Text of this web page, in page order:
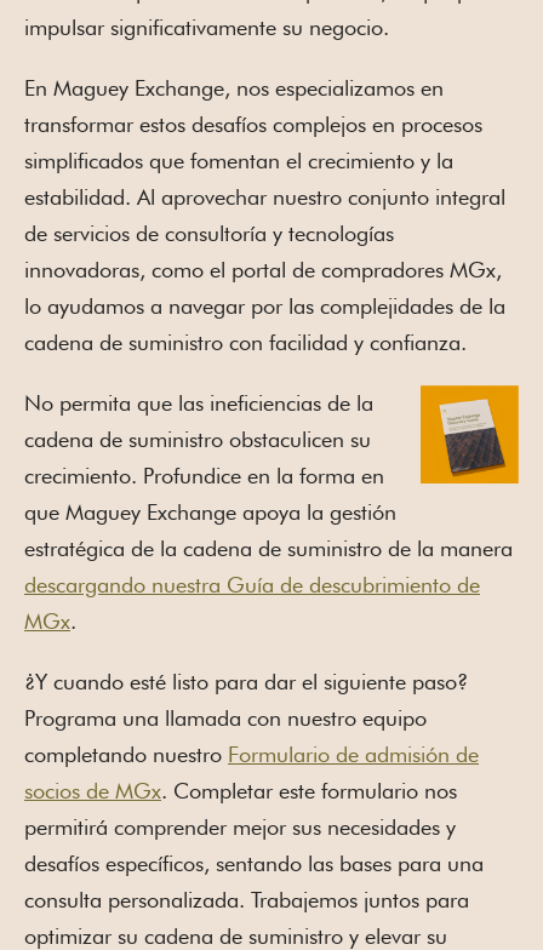
impulsar significativamente su negocio.
En Maguey Exchange, nos especializamos en
transformar estos desafíos complejos en procesos
simplificados que fomentan el crecimiento y la
estabilidad. Al aprovechar nuestro conjunto integral
de servicios de consultoría y tecnologías
innovadoras, como el portal de compradores MGx,
lo ayudamos a navegar por las complejidades de la
cadena de suministro con facilidad y confianza.
No permita que las ineficiencias de la
cadena de suministro obstaculicen su
crecimiento. Profundice en la forma en
que Maguey Exchange apoya la gestión
estratégica de la cadena de suministro de la manera
descargando nuestra Guía de descubrimiento de
MGx.
¿Y cuando esté listo para dar el siguiente paso?
Programa una llamada con nuestro equipo
completando nuestro Formulario de admisión de
socios de MGx. Completar este formulario nos
permitirá comprender mejor sus necesidades y
desafíos específicos, sentando las bases para una
consulta personalizada. Trabajemos juntos para
optimizar su cadena de suministro y elevar su